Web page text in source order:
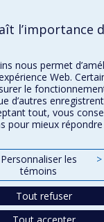
l’importance
nous permet
Web.
le
d’autres
tout, vous
pour mieux
Personnaliser les
témoins
>
Tout refuser